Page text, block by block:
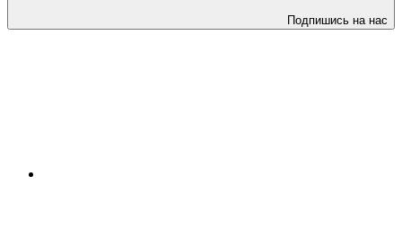
Подпишись на нас